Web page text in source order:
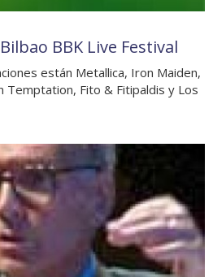
BBK Live Festival
están Metallica, Iron Maiden,
Temptation, Fito & Fitipaldis y Los